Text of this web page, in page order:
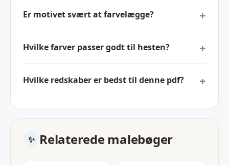
Er motivet svært at farvelægge?
Hvilke farver passer godt til hesten?
Hvilke redskaber er bedst til denne pdf?
Relaterede malebøger